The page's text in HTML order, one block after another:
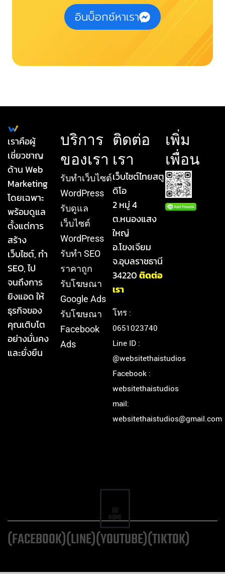
อินบ็อกซ์หาเรา
เราคือผู้
เชี่ยวชาญ
ด้าน Web
Marketing
โดยเฉพาะ
พร้อมดูแล
ตั้งแต่การ
สร้าง
เว็บไซต์, ทำ
SEO, ไป
จนถึงการ
ยิงแอด ให้
ธุรกิจของ
คุณเติบโต
อย่างมั่นคง
และยั่งยืน
บริการ
ของเรา
รับทําเว็บไซต์
WordPress
รับดูแล
เว็บไซต์
WordPress
รับทำ SEO
ราคาถูก
รับโฆษณา
Google Ads
รับโฆษณา
Facebook
Ads
ติดต่อ
เรา
เว็บไซต์ไทยสตู
ดิโอ
2 หมู่ 4
ต.หนองแสง
ใหญ่
อ.โขงเจียม
จ.อุบลราชธานี
34220ติดต่อ
เรา
โทร :
0651023740
Line ID :
@websitethaistudios
Facebook :
websitethaistudios
mail:
websitethaistudios@gmail.com
เพิ่ม
เพื่อน
GO
HOME
(FACEBOOK)(LINE)(YOUTUBE)(TIKTOK)